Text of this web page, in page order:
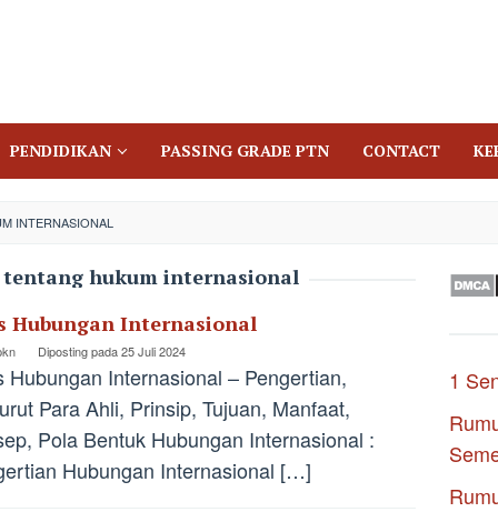
PENDIDIKAN PASSING GRADE PTN CONTACT
INTERNASIONAL
hukum internasional
Hubungan Internasional
Diposting pada25 Juli 2024
Hubungan Internasional – Pengertian,
Para Ahli, Prinsip, Tujuan, Manfaat,
Pola Bentuk Hubungan Internasional :
Hubungan Internasional […]
1